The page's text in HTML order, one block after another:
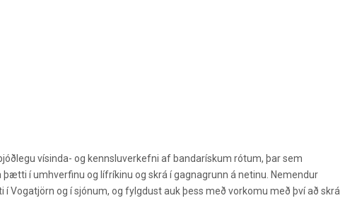
vísinda- og kennsluverkefni af bandarískum rótum, þar sem
í umhverfinu og lífríkinu og skrá í gagnagrunn á netinu. Nemendur
Vogatjörn og í sjónum, og fylgdust auk þess með vorkomu með því að skrá